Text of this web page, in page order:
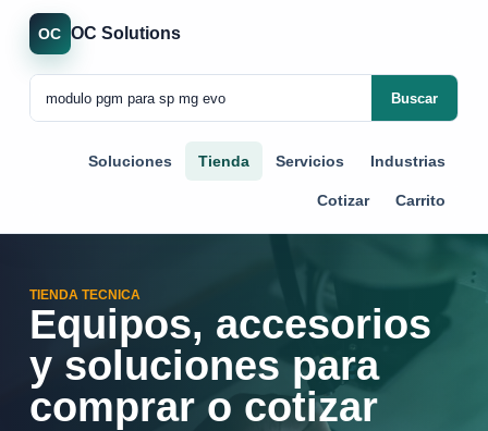
OC OC Solutions
Buscar
Soluciones Tienda Servicios Industrias
Cotizar Carrito
TIENDA TECNICA
Equipos, accesorios
y soluciones para
comprar o cotizar